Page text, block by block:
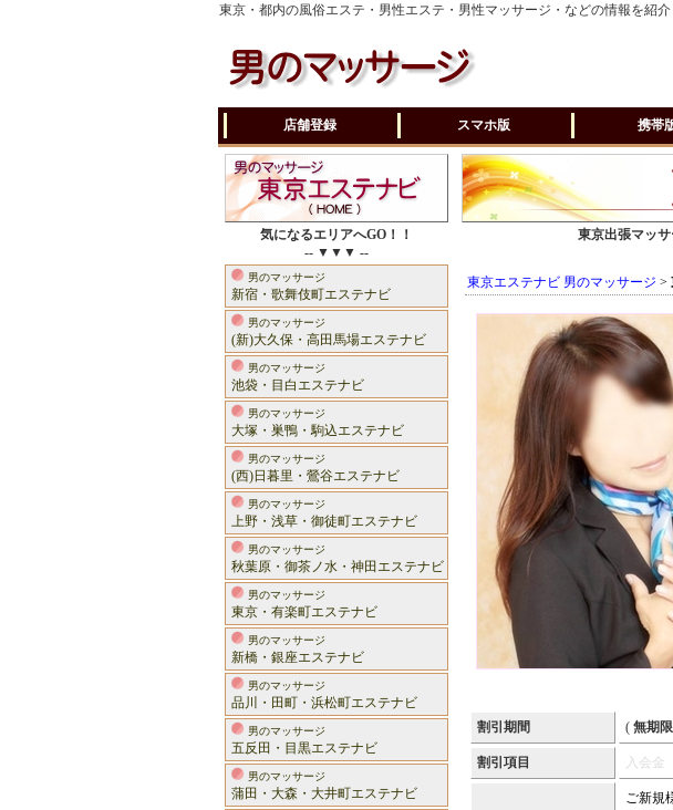
東京・都内の風俗エステ・男性エステ・男性マッサージ・などの情報を紹介
店舗登録
スマホ版 携帯
気になるエリアへGO！！
-- ▼▼▼ --
男のマッサージ
新宿・歌舞伎町エステナビ
男のマッサージ
(新)大久保・高田馬場エステナビ
男のマッサージ
池袋・目白エステナビ
男のマッサージ
大塚・巣鴨・駒込エステナビ
男のマッサージ
(西)日暮里・鶯谷エステナビ
男のマッサージ
上野・浅草・御徒町エステナビ
男のマッサージ
秋葉原・御茶ノ水・神田エステナビ
男のマッサージ
東京・有楽町エステナビ
男のマッサージ
新橋・銀座エステナビ
男のマッサージ
品川・田町・浜松町エステナビ
男のマッサージ
五反田・目黒エステナビ
男のマッサージ
蒲田・大森・大井町エステナビ
東京出張マッ
東京エステナビ 男のマッサージ >
割引期間 ( 無期限
割引項目 入会金
ご新規